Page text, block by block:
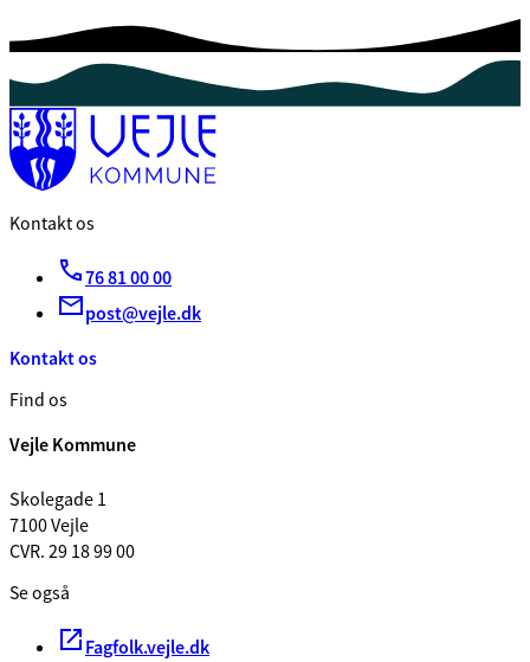
Kontakt os
76 81 00 00
post@vejle.dk
Kontakt os
Find os
Vejle Kommune
Skolegade 1
7100 Vejle
CVR. 29 18 99 00
Se også
Fagfolk.vejle.dk